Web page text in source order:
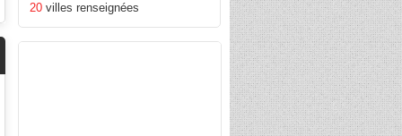
20 villes renseignées